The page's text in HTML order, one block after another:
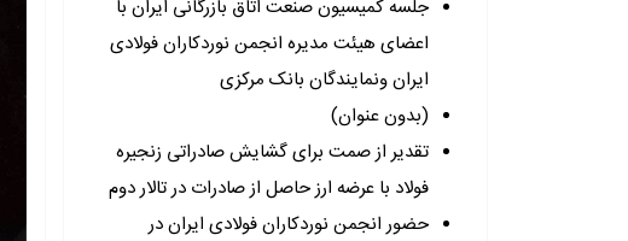
جلسه کمیسیون صنعت اتاق بازرگانی ایران با
اعضای هیئت مدیره انجمن نوردکاران فولادی
ایران ونمایندگان بانک مرکزی
(بدون عنوان)
تقدیر از صمت برای گشایش صادراتی زنجیره
فولاد با عرضه ارز حاصل از صادرات در تالار دوم
حضور انجمن نوردکاران فولادی ایران در